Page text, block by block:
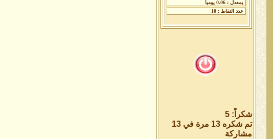
شكراً: 5
تم شكره 13 مرة في 13
مشاركة